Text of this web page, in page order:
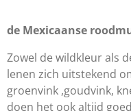
de Mexicaanse
Zowel de wildkleur als
lenen zich uitstekend
groenvink ,goudvink,
doen het ook altijd